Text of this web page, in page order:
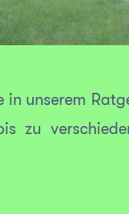
in unserem
zu